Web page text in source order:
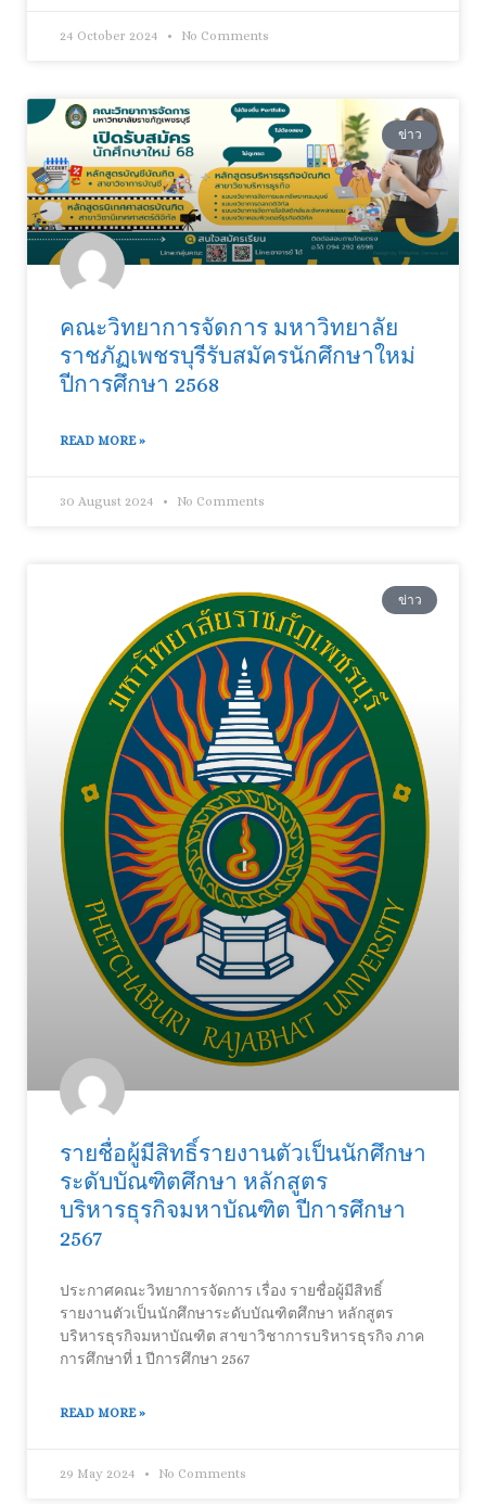
24 October 2024 No Comments
ข่าว
คณะวิทยาการจัดการ มหาวิทยาลัย
ราชภัฏเพชรบุรีรับสมัครนักศึกษาใหม่
ปีการศึกษา 2568
READ MORE »
30 August 2024 No Comments
ข่าว
รายชื่อผู้มีสิทธิ์รายงานตัวเป็นนักศึกษา
ระดับบัณฑิตศึกษา หลักสูตร
บริหารธุรกิจมหาบัณฑิต ปีการศึกษา
2567
ประกาศคณะวิทยาการจัดการ เรื่อง รายชื่อผู้มีสิทธิ์
รายงานตัวเป็นนักศึกษาระดับบัณฑิตศึกษา หลักสูตร
บริหารธุรกิจมหาบัณฑิต สาขาวิชาการบริหารธุรกิจ ภาค
การศึกษาที่ 1 ปีการศึกษา 2567
READ MORE »
29 May 2024 No Comments